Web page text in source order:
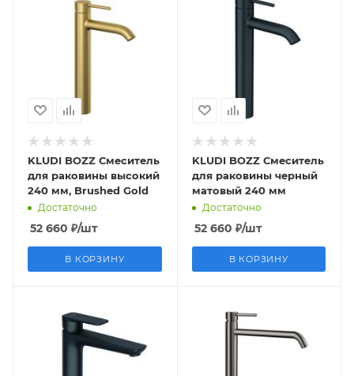
KLUDI BOZZ Смеситель
для раковины высокий
240 мм, Brushed Gold
Достаточно
52 660 ₽/шт
В КОРЗИНУ
KLUDI BOZZ Смеситель
для раковины черный
матовый 240 мм
Достаточно
52 660 ₽/шт
В КОРЗИНУ